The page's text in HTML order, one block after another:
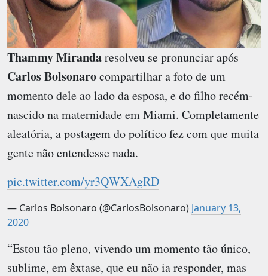
Thammy Mirandaresolveu se pronunciar após
Carlos Bolsonarocompartilhar a foto de um
momento dele ao lado da esposa, e do filho recém-
nascido na maternidade em Miami. Completamente
aleatória, a postagem do político fez com que muita
gente não entendesse nada.
pic.twitter.com/yr3QWXAgRD
— Carlos Bolsonaro (@CarlosBolsonaro) January 13,
2020
“Estou tão pleno, vivendo um momento tão único,
sublime, em êxtase, que eu não ia responder, mas